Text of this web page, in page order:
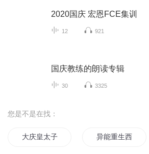
2020国庆 宏恩FCE集训
12 921
国庆教练的朗读专辑
30 3325
您是不是在找：
大庆皇太子 异能重生西门庆